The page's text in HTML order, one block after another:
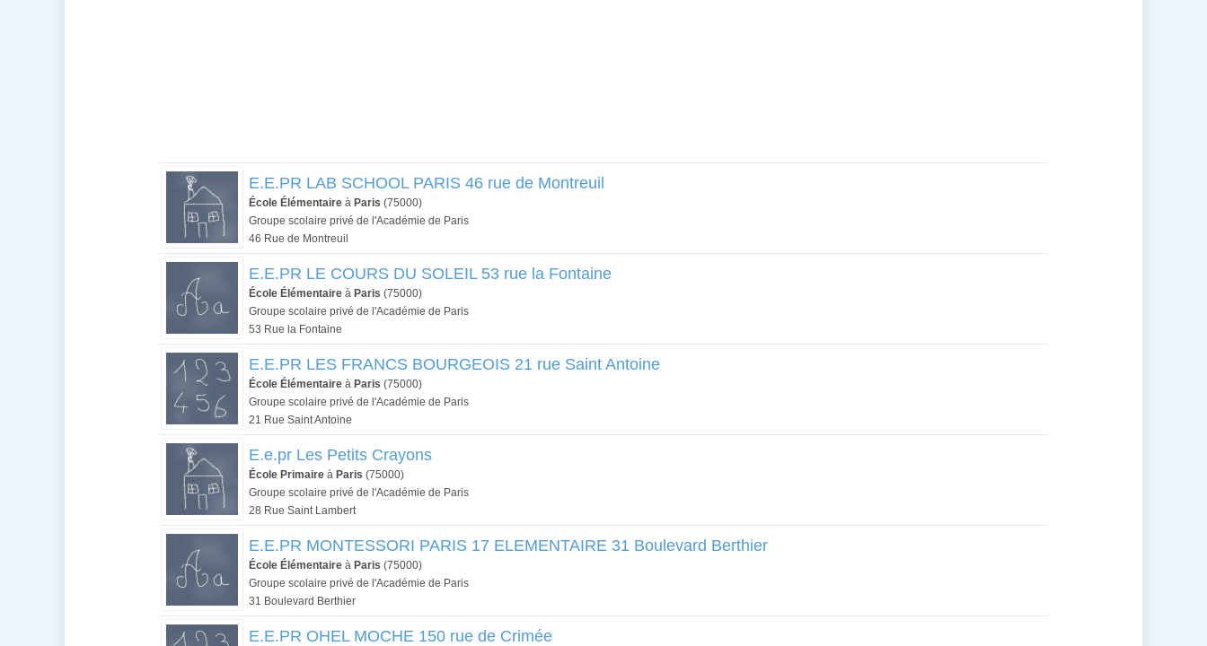
E.E.PR LAB SCHOOL PARIS 46 rue de Montreuil
École Élémentaire à Paris (75000)
Groupe scolaire privé de l'Académie de Paris
46 Rue de Montreuil
E.E.PR LE COURS DU SOLEIL 53 rue la Fontaine
École Élémentaire à Paris (75000)
Groupe scolaire privé de l'Académie de Paris
53 Rue la Fontaine
E.E.PR LES FRANCS BOURGEOIS 21 rue Saint Antoine
École Élémentaire à Paris (75000)
Groupe scolaire privé de l'Académie de Paris
21 Rue Saint Antoine
E.e.pr Les Petits Crayons
École Primaire à Paris (75000)
Groupe scolaire privé de l'Académie de Paris
28 Rue Saint Lambert
E.E.PR MONTESSORI PARIS 17 ELEMENTAIRE 31 Boulevard Berthier
École Élémentaire à Paris (75000)
Groupe scolaire privé de l'Académie de Paris
31 Boulevard Berthier
E.E.PR OHEL MOCHE 150 rue de Crimée